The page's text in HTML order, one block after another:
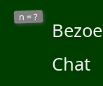
n =?
Chat